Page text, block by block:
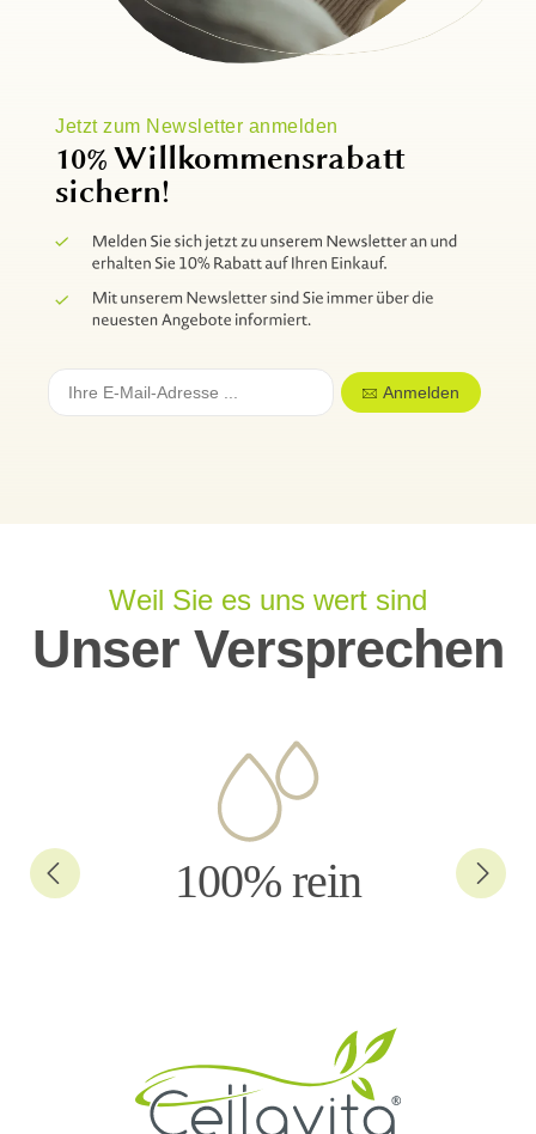
Jetzt zum Newsletter anmelden
10% Willkommensrabatt
sichern!
Anmelden
Weil Sie es uns wert sind
Unser Versprechen
100% rein